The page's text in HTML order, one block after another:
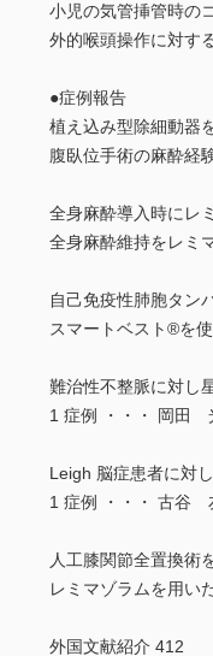
小児の気管挿管時の
外的喉頭操作に対す
●症例報告
植え込み型除細動器
腹臥位手術の麻酔経
全身麻酔導入時にレ
全身麻酔維持をレミ
自己免疫性肺胞タン
スマートベスト®を
難治性不整脈に対し
1 症例 ・・・ 岡田
Leigh 脳症患者に対
1 症例 ・・・ 古谷
人工膝関節全置換術
レミマゾラムを用い
外国文献紹介 412